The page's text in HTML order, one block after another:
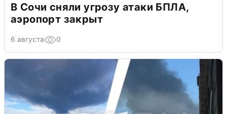
В Сочи сняли угрозу атаки БПЛА,
аэропорт закрыт
6 августа 0